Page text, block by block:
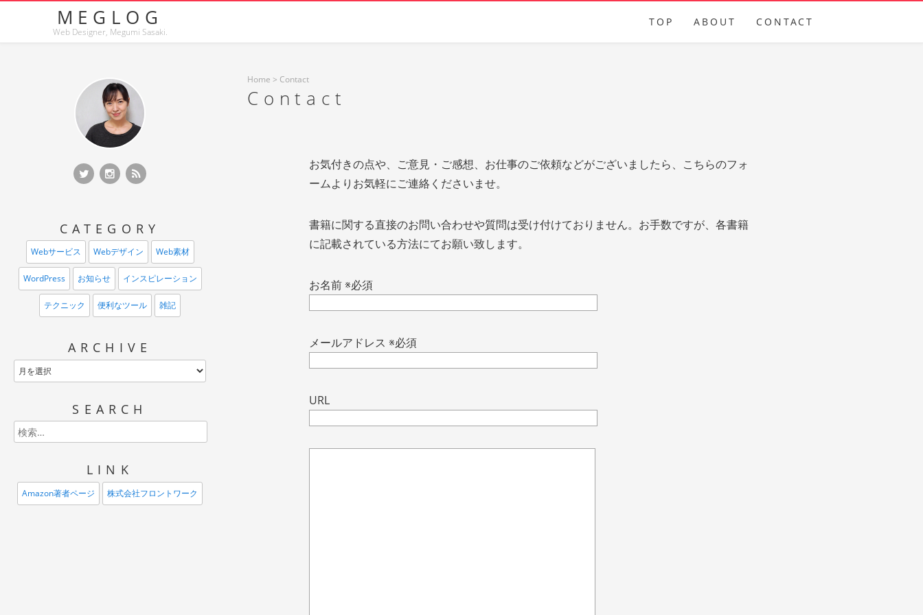
MEGLOG
Web Designer, Megumi Sasaki.
TOP ABOUT CONTACT
Home > Contact
Contact
お気付きの点や、ご意見・ご感想、お仕事のご依頼などがございましたら、こちらのフォ
ームよりお気軽にご連絡くださいませ。
書籍に関する直接のお問い合わせや質問は受け付けておりません。お手数ですが、各書籍
に記載されている方法にてお願い致します。
お名前※必須
メールアドレス ※必須
URL
CATEGORY
Webサービス Webデザイン Web素材
WordPress お知らせ インスピレーション
テクニック 便利なツール 雑記
ARCHIVE
SEARCH
LINK
Amazon著者ページ 株式会社フロントワーク